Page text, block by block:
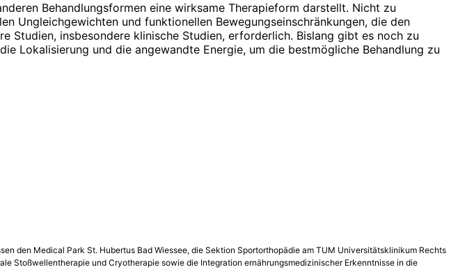
Behandlungsformen eine wirksame Therapieform darstellt. Nicht zu
Ungleichgewichten und funktionellen Bewegungseinschränkungen, die den
Studien, insbesondere klinische Studien, erforderlich. Bislang gibt es noch zu
Lokalisierung und die angewandte Energie, um die bestmögliche Behandlung zu
den Medical Park St. Hubertus Bad Wiessee, die Sektion Sportorthopädie am TUM Universitätsklinikum Rechts
Stoßwellentherapie und Cryotherapie sowie die Integration ernährungsmedizinischer Erkenntnisse in die